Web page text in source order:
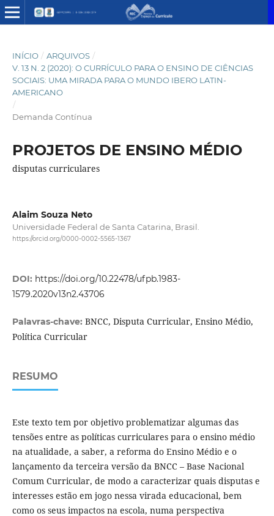
INÍCIO / ARQUIVOS /
V. 13 N. 2 (2020): O CURRÍCULO PARA O ENSINO DE CIÊNCIAS
SOCIAIS: UMA MIRADA PARA O MUNDO IBERO LATIN-
AMERICANO
/
Demanda Contínua
PROJETOS DE ENSINO MÉDIO
disputas curriculares
Alaim Souza Neto
Universidade Federal de Santa Catarina, Brasil.
https://orcid.org/0000-0002-5565-1367
DOI: https://doi.org/10.22478/ufpb.1983-
1579.2020v13n2.43706
Palavras-chave: BNCC, Disputa Curricular, Ensino Médio,
Política Curricular
RESUMO
Este texto tem por objetivo problematizar algumas das
tensões entre as políticas curriculares para o ensino médio
na atualidade, a saber, a reforma do Ensino Médio e o
lançamento da terceira versão da BNCC – Base Nacional
Comum Curricular, de modo a caracterizar quais disputas e
interesses estão em jogo nessa virada educacional, bem
como os seus impactos na escola, numa perspectiva